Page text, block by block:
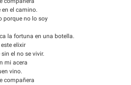
el camino.
porque no lo soy
la fortuna en una botella.
elixir
el no se vivir.
mi acera
vino.
compañera